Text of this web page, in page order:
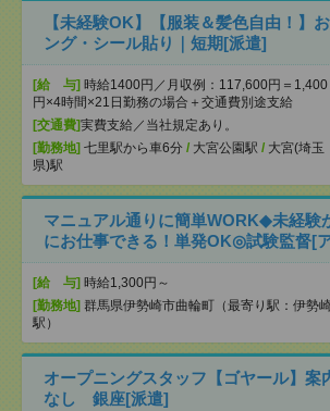
【未経験OK】【服装＆髪色自由！】
ング・シール貼り｜短期[派遣]
[給 与] 時給1400円／月収例：117,600円＝1,400
円×4時間×21日勤務の場合＋交通費別途支給
[交通費]実費支給／当社規定あり。
[勤務地] 七里駅から車6分 / 大宮公園駅 / 大宮(埼玉
県)駅
マニュアル通りに簡単WORK◆未経験
にお仕事できる！単発OK◎試験監督[
[給 与] 時給1,300円～
[勤務地] 群馬県伊勢崎市曲輪町（最寄り駅：伊勢
駅）
オープニングスタッフ【ゴヤール】
なし 銀座[派遣]